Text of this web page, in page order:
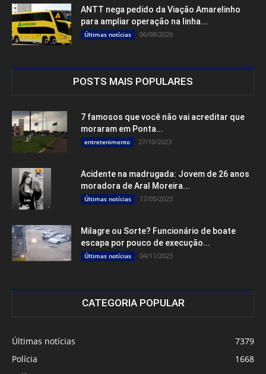
ANTT nega pedido da Viação Amarelinho
para ampliar operação na linha...
Últimas notícias 06/08/2026
POSTS MAIS POPULARES
7 famosos que você não vai acreditar que
moraram em Ponta...
entretenimento 27/10/2023
Acidente na madrugada: Jovem de 26 anos
moradora de Aral Moreira...
Últimas notícias 17/05/2023
Milagre ou Sorte? Funcionário de boate
escapa por pouco de execução...
Últimas notícias 04/11/2023
CATEGORIA POPULAR
Últimas notícias
7379
Polícia
1668